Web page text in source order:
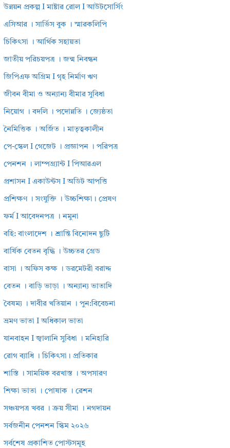
উন্নয়ন প্রকল্প I মাষ্টার রোল I আউটসোর্সিং
এসিআর । সার্ভিস বুক । স্মারকলিপি
চিকিৎসা । আর্থিক সহায়তা
জাতীয় পরিচয়পত্র । জন্ম নিবন্ধন
জিপিএফ অগ্রিম I গৃহ নির্মাণ ঋণ
জীবন বীমা ও অন্যান্য বীমার সুবিধা
নিয়োগ । বদলি । পদোন্নতি । জ্যেষ্ঠতা
নৈমিত্তিক । অর্জিত । মাতৃত্বকালীন
পে-স্কেল I গেজেট । প্রজ্ঞাপন । পরিপত্র
পেনশন । লাম্পগ্র্যান্ট I পিআরএল
প্রশাসন I একাউন্টস I অডিট আপত্তি
প্রশিক্ষণ । সংযুক্তি । উচ্চশিক্ষা। প্রেষণ
ফর্ম I আবেদনপত্র । নমুনা
বহি: বাংলাদেশ । শ্রান্তি বিনোদন ছুটি
বার্ষিক বেতন বৃদ্ধি । উচ্চতর গ্রেড
বাসা । অফিস কক্ষ । ডরমেটরী বরাদ্দ
বেতন । বাড়ি ভাড়া । অন্যান্য ভাতাদি
বৈষম্য । দাবীর খতিয়ান । পুন:বিবেচনা
ভ্রমণ ভাতা I অধিকাল ভাতা
যানবাহন I জ্বালানি সুবিধা । মনিহারি
রোগ ব্যাধি । চিকিৎসা। প্রতিকার
শাস্তি । সাময়িক বরখাস্ত । অপসারণ
শিক্ষা ভাতা । পোষাক । রেশন
সঞ্চয়পত্র খবর । ক্রয় সীমা । নগদায়ন
সর্বজনীন পেনশন স্কিম ২০২৬
সর্বশেষ প্রকাশিত পোস্টসমূহ